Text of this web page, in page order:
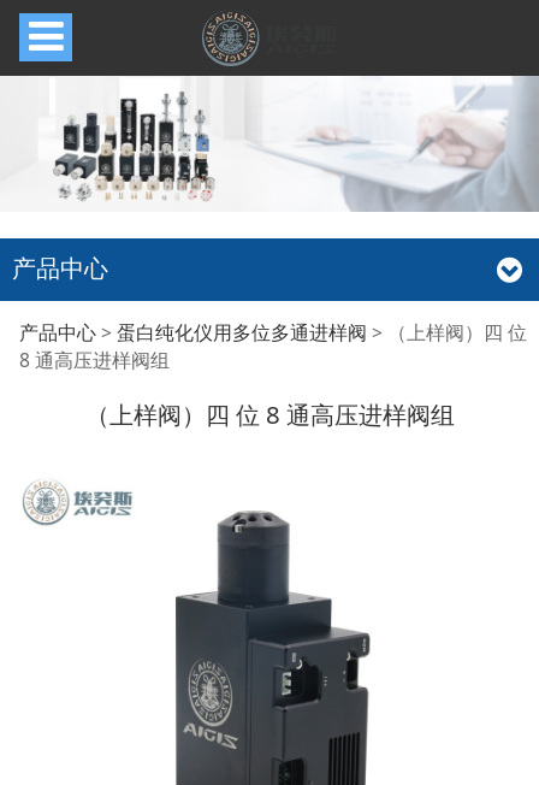
产品中心
（上样阀）四 位 8 通高
压进样阀组
产品中心> 蛋白纯化仪用多位多通进样阀 >
（上样阀）四 位
8 通高压进样阀组
（上样阀）四 位 8 通高压进样阀组